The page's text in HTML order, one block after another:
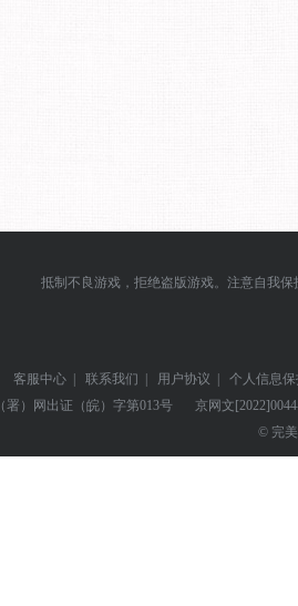
抵制不良游戏，拒绝盗版游戏。注意自我
客服中心 | 联系我们 | 用户协议 |
个人信息
（署）网出证（皖）字第013号
京网文
© 完美